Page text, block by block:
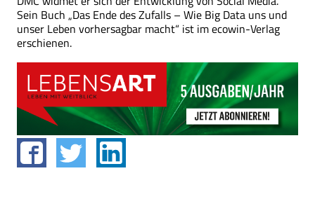
Sein Buch „Das Ende des Zufalls – Wie Big Data uns und
unser Leben vorhersagbar macht“ ist im ecowin-Verlag
erschienen.